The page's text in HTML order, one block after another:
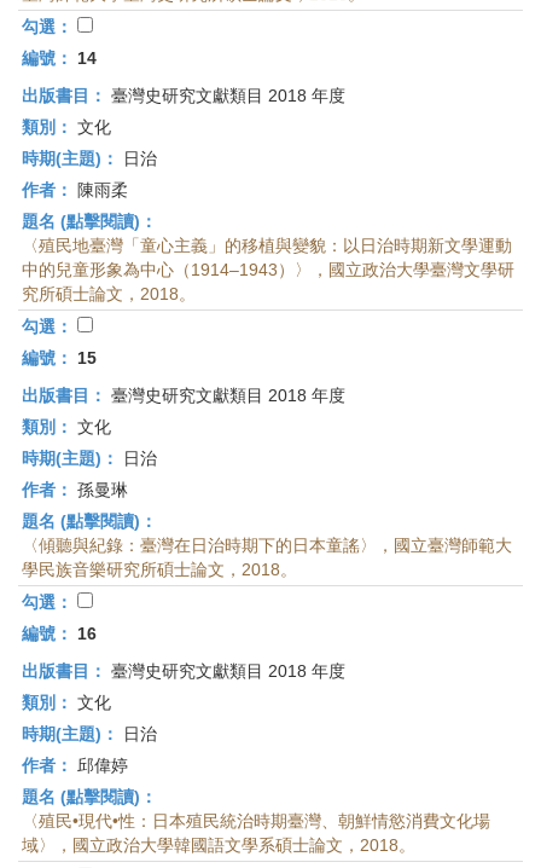
勾選：
編號：
14
出版書目： 臺灣史研究文獻類目 2018 年度
類別： 文化
時期(主題)：
日治
作者：
陳雨柔
題名 (點擊閱讀)：
〈殖民地臺灣「童心主義」的移植與變貌：以日治時期新文學運動
中的兒童形象為中心（1914–1943）〉，國立政治大學臺灣文學研
究所碩士論文，2018。
勾選：
編號：
15
出版書目： 臺灣史研究文獻類目 2018 年度
類別： 文化
時期(主題)：
日治
作者： 孫曼琳
題名 (點擊閱讀)：
〈傾聽與紀錄：臺灣在日治時期下的日本童謠〉，國立臺灣師範大
學民族音樂研究所碩士論文，2018。
勾選：
編號：
16
出版書目： 臺灣史研究文獻類目 2018 年度
類別： 文化
時期(主題)：
日治
作者：
邱偉婷
題名 (點擊閱讀)：
〈殖民•現代•性：日本殖民統治時期臺灣、朝鮮情慾消費文化場
域〉，國立政治大學韓國語文學系碩士論文，2018。